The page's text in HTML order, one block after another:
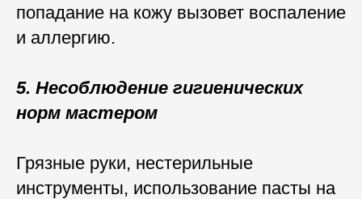
попадание на кожу вызовет воспаление
и аллергию.
5. Несоблюдение гигиенических
норм мастером
Грязные руки, нестерильные
инструменты, использование пасты на